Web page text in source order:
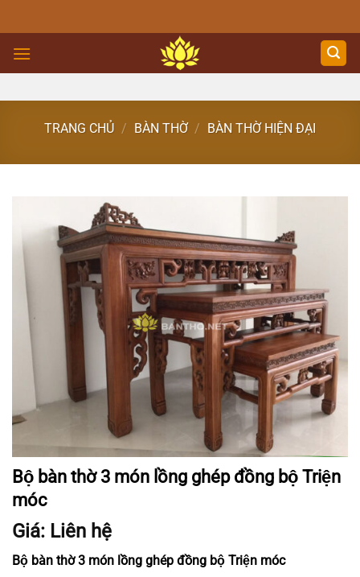
to
content
TRANG CHỦ / BÀN THỜ / BÀN THỜ HIỆN ĐẠI
Bộ bàn thờ 3 món lồng ghép đồng bộ Triện
móc
Giá: Liên hệ
Bộ bàn thờ 3 món lồng ghép đồng bộ Triện móc